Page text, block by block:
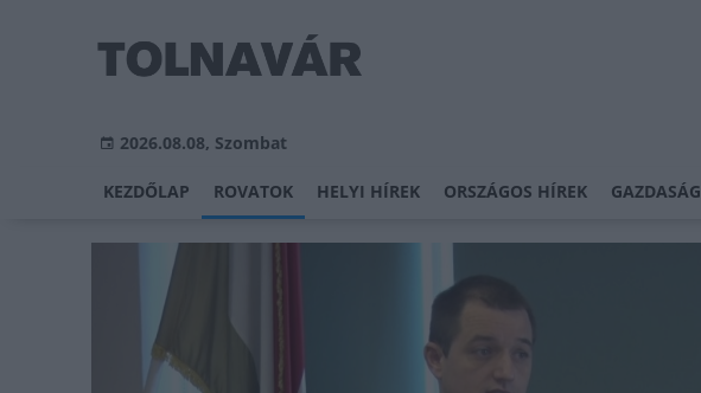
2026.08.08, Szombat
KEZDŐLAP ROVATOK HELYI HÍREK ORSZÁGOS HÍREK GAZDASÁG